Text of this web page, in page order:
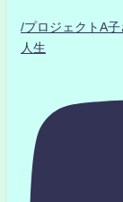
/プロジェクトA
人生